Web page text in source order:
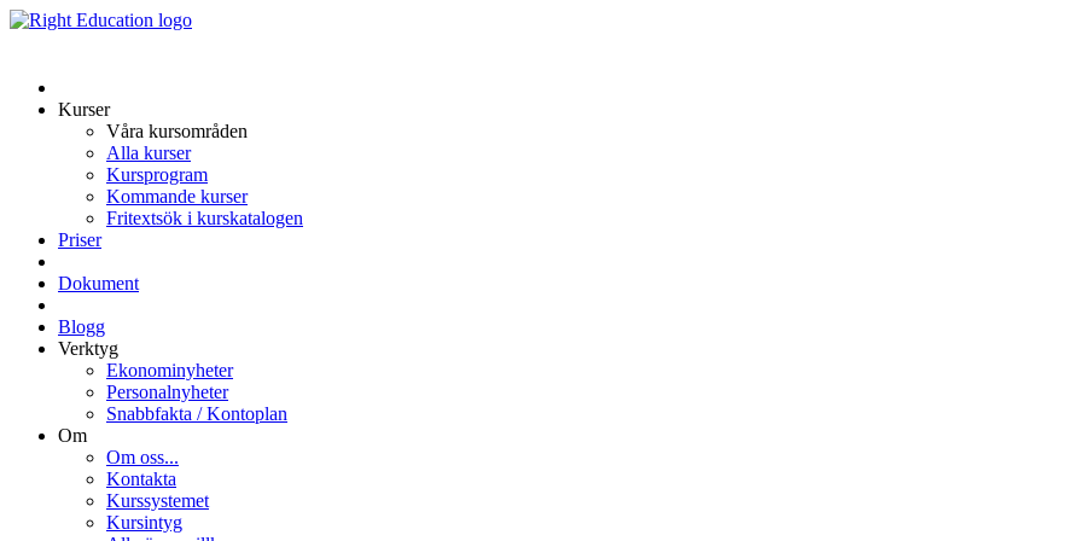
Kurser
Våra kursområden
Alla kurser
Kursprogram
Kommande kurser
Fritextsök i kurskatalogen
Priser
Dokument
Blogg
Verktyg
Ekonominyheter
Personalnyheter
Snabbfakta / Kontoplan
Om
Om oss...
Kontakta
Kurssystemet
Kursintyg